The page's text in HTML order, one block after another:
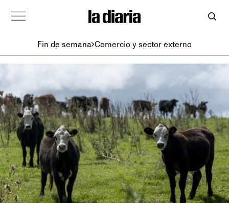
Fin de semana Comercio y sector externo